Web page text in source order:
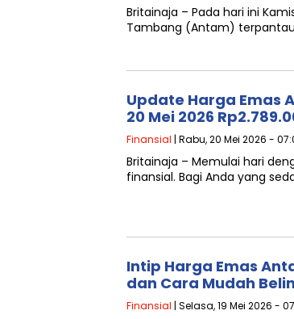
Britainaja – Pada hari ini
Tambang (Antam)
Update Harga Emas
20 Mei 2026
Finansial | Rabu, 20 Mei 2026 -
Britainaja – Memulai hari
finansial. Bagi Anda yang
Intip Harga Emas
dan Cara Mudah
Finansial | Selasa, 19 Mei 2026 -